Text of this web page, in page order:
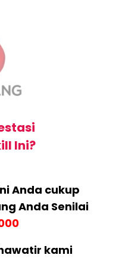
Ini?
Anda cukup
Anda Senilai
kami